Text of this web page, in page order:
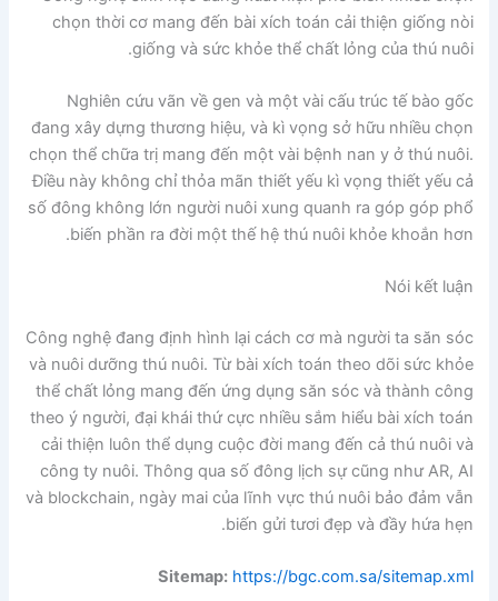
chọn thời cơ mang đến bài xích toán cải thiện giống nòi
giống và sức khỏe thể chất lỏng của thú nuôi.
Nghiên cứu vãn về gen và một vài cấu trúc tế bào gốc
đang xây dựng thương hiệu, và kì vọng sở hữu nhiều chọn
chọn thể chữa trị mang đến một vài bệnh nan y ở thú nuôi.
Điều này không chỉ thỏa mãn thiết yếu kì vọng thiết yếu cả
số đông không lớn người nuôi xung quanh ra góp góp phổ
biến phần ra đời một thế hệ thú nuôi khỏe khoắn hơn.
Nói kết luận
Công nghệ đang định hình lại cách cơ mà người ta săn sóc
và nuôi dưỡng thú nuôi. Từ bài xích toán theo dõi sức khỏe
thể chất lỏng mang đến ứng dụng săn sóc và thành công
theo ý người, đại khái thứ cực nhiều sắm hiểu bài xích toán
cải thiện luôn thể dụng cuộc đời mang đến cả thú nuôi và
công ty nuôi. Thông qua số đông lịch sự cũng như AR, AI
và blockchain, ngày mai của lĩnh vực thú nuôi bảo đảm vẫn
biến gửi tươi đẹp và đầy hứa hẹn.
Sitemap: https://bgc.com.sa/sitemap.xml